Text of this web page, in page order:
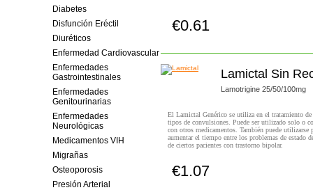
Diabetes
Disfunción Eréctil
Diuréticos
Enfermedad Cardiovascular
Enfermedades
Gastrointestinales
Enfermedades
Genitourinarias
Enfermedades
Neurológicas
Medicamentos VIH
Migrañas
Osteoporosis
Presión Arterial
€0.61
Lamictal Sin
Lamotrigine 25/50/100mg
El Lamictal Genérico se utiliza en el tratamiento de
tipos de convulsiones. Puede ser utilizado solo o
con otros medicamentos. También puede utilizarse
aumentar el tiempo entre los problemas de estado
de ciertos pacientes con trastorno bipolar.
€1.07